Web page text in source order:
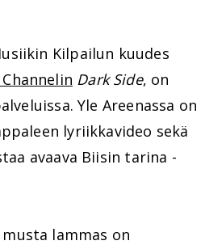
Kilpailun kuudes
Dark Side, on
Yle Areenassa on
lyriikkavideo sekä
avaava Biisin tarina -
lammas on